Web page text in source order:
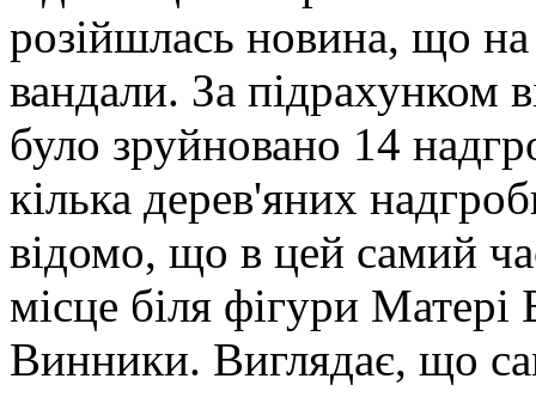
розійшлась новина, що
вандали. За підрахунком
було зруйновано 14
кілька дерев'яних
відомо, що в цей самий
місце біля фігури
Винники. Виглядає, що